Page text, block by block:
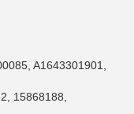
A1643301901,
15868188,